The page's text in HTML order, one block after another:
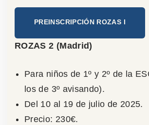
PREINSCRIPCIÓN ROZAS I
ROZAS 2 (Madrid)
Para niños de 1º y 2º de la
los de 3º avisando).
Del 10 al 19 de julio de 2025.
Precio: 230€.